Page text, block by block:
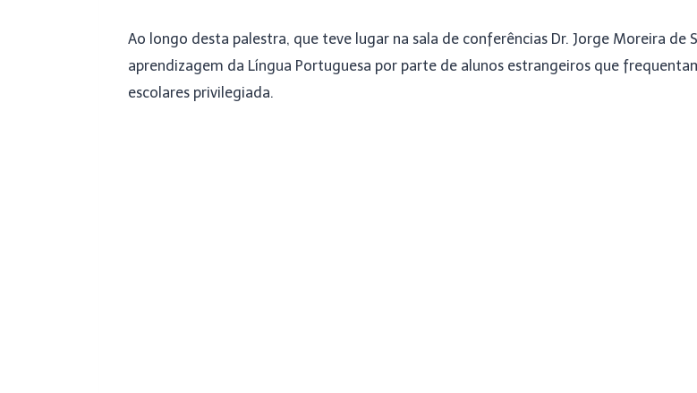
Ao longo desta palestra, que teve lugar na sala de conferências Dr. Jorge Moreira
aprendizagem da Língua Portuguesa por parte de alunos estrangeiros que
escolares privilegiada.